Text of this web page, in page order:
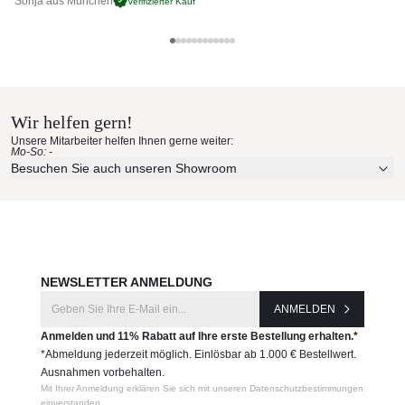
• Armlehne links: sitzend gesehen
Maße (B × T × H / SH)
140 × 82 × 82 / 42 cm
Hersteller:
Cane-line
Wir helfen gern!
Unsere Mitarbeiter helfen Ihnen gerne weiter:
Mo-So: -
Besuchen Sie auch unseren Showroom
NEWSLETTER ANMELDUNG
ANMELDEN
Anmelden und 11% Rabatt auf Ihre erste Bestellung erhalten.*
*Abmeldung jederzeit möglich. Einlösbar ab 1.000 € Bestellwert.
Ausnahmen vorbehalten.
Mit Ihrer Anmeldung erklären Sie sich mit unseren Datenschutzbestimmungen
einverstanden.